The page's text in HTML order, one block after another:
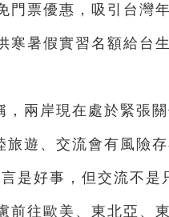
門票優惠，吸引台灣
寒暑假實習名額給台
兩岸現在處於緊張
遊、交流會有風險
是好事，但交流不是
往歐美、東北亞、